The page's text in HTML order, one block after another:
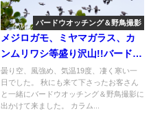
バードウオッチング＆野鳥撮影
メジロガモ、ミヤマガラス、カ
ンムリワシ等盛り沢山!!バードウ
オッチング＆野鳥撮影ツアー。
曇り空、風強め、気温19度、凄く寒い一
日でした。 秋にも来て下さったお客さん
と一緒にバードウオッチング＆野鳥撮影に
出かけて来ました。 カラム...